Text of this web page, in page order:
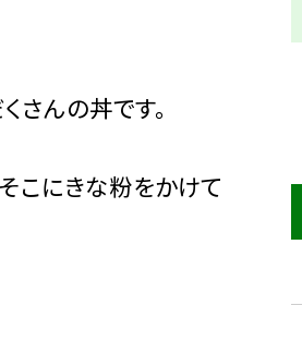
さんの丼です。
こにきな粉をかけて